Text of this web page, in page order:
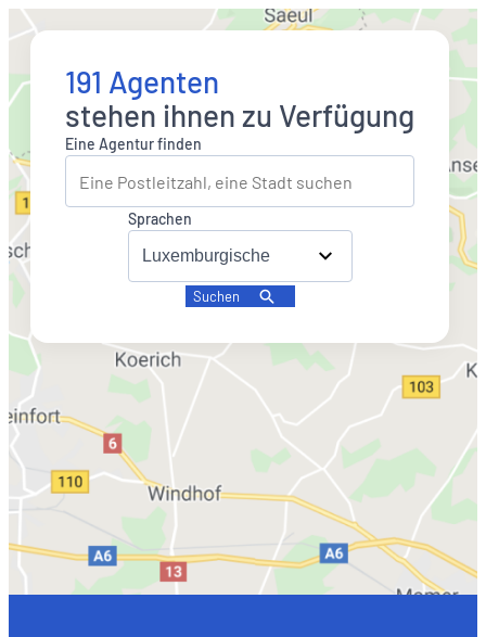
191 Agenten
stehen ihnen zu Verfügung
Eine Agentur finden
Sprachen
Suchen